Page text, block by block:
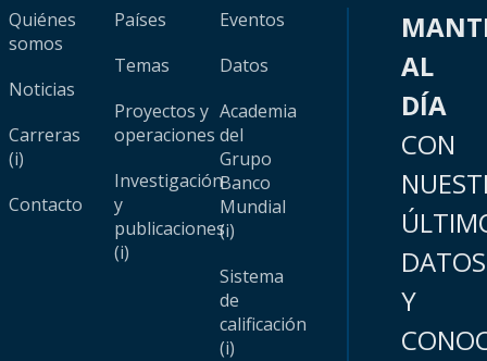
Quiénes
somos
Noticias
Carreras
(i)
Contacto
Países
Temas
Proyectos y
operaciones
Investigación
y
publicaciones
(i)
Eventos
Datos
Academia
del
Grupo
Banco
Mundial
(i)
Sistema
de
calificación
(i)
AL
DÍA
CON
DATOS
Y